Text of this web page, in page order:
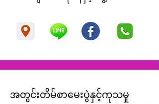
အတွင်းတိမ်စာမေးပွဲနှင့်ကုသမှု